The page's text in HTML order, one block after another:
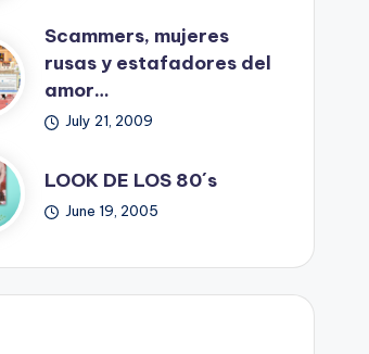
Scammers, mujeres
rusas y estafadores del
amor…
July 21, 2009
LOOK DE LOS 80´s
June 19, 2005